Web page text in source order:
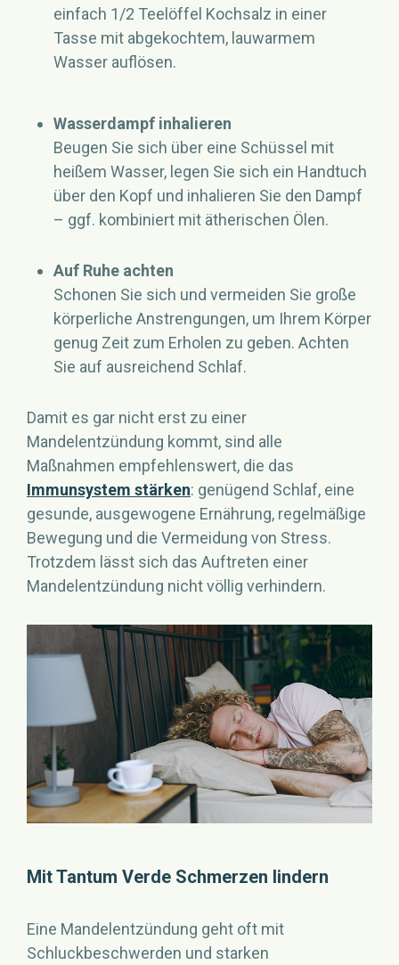
einfach 1/2 Teelöffel Kochsalz in einer
Tasse mit abgekochtem, lauwarmem
Wasser auflösen.
Wasserdampf inhalieren
Beugen Sie sich über eine Schüssel mit
heißem Wasser, legen Sie sich ein Handtuch
über den Kopf und inhalieren Sie den Dampf
– ggf. kombiniert mit ätherischen Ölen.
Auf Ruhe achten
Schonen Sie sich und vermeiden Sie große
körperliche Anstrengungen, um Ihrem Körper
genug Zeit zum Erholen zu geben. Achten
Sie auf ausreichend Schlaf.
Damit es gar nicht erst zu einer
Mandelentzündung kommt, sind alle
Maßnahmen empfehlenswert, die das
Immunsystem stärken: genügend Schlaf, eine
gesunde, ausgewogene Ernährung, regelmäßige
Bewegung und die Vermeidung von Stress.
Trotzdem lässt sich das Auftreten einer
Mandelentzündung nicht völlig verhindern.
Mit Tantum Verde Schmerzen lindern
Eine Mandelentzündung geht oft mit
Schluckbeschwerden und starken